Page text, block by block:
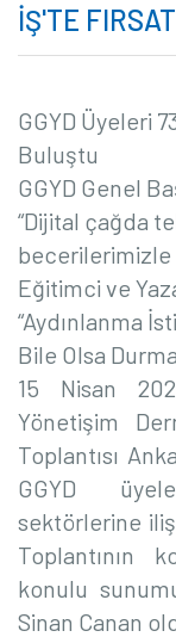
İŞ'TE
GGYD Üyeleri
Buluştu
GGYD Genel
“Dijital çağda
becerilerimizle
Eğitimci ve
“Aydınlanma
Bile Olsa
15 Nisan
Yönetişim
Toplantısı
GGYD
sektörlerine
Toplantının
konulu
Sinan Canan